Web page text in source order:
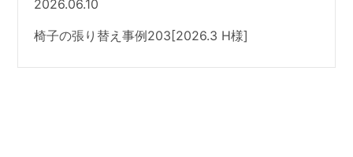
2026.06.10
椅子の張り替え事例203[2026.3 H様]